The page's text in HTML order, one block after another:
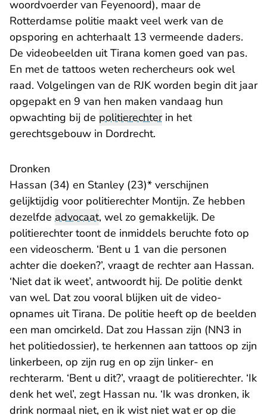
woordvoerder van Feyenoord), maar de
Rotterdamse politie maakt veel werk van de
opsporing en achterhaalt 13 vermeende daders.
De videobeelden uit Tirana komen goed van pas.
En met de tattoos weten rechercheurs ook wel
raad. Volgelingen van de RJK worden begin dit jaar
opgepakt en 9 van hen maken vandaag hun
opwachting bij de politierechterin het
gerechtsgebouw in Dordrecht.
Dronken
Hassan (34) en Stanley (23)* verschijnen
gelijktijdig voor politierechter Montijn. Ze hebben
dezelfde advocaat, wel zo gemakkelijk. De
politierechter toont de inmiddels beruchte foto op
een videoscherm. ‘Bent u 1 van die personen
achter die doeken?’, vraagt de rechter aan Hassan.
‘Niet dat ik weet’, antwoordt hij. De politie denkt
van wel. Dat zou vooral blijken uit de video-
opnames uit Tirana. De politie heeft op de beelden
een man omcirkeld. Dat zou Hassan zijn (NN3 in
het politiedossier), te herkennen aan tattoos op zijn
linkerbeen, op zijn rug en op zijn linker- en
rechterarm. ‘Bent u dit?’, vraagt de politierechter. ‘Ik
denk het wel’, zegt Hassan nu. ‘Ik was dronken, ik
drink normaal niet, en ik wist niet wat er op die